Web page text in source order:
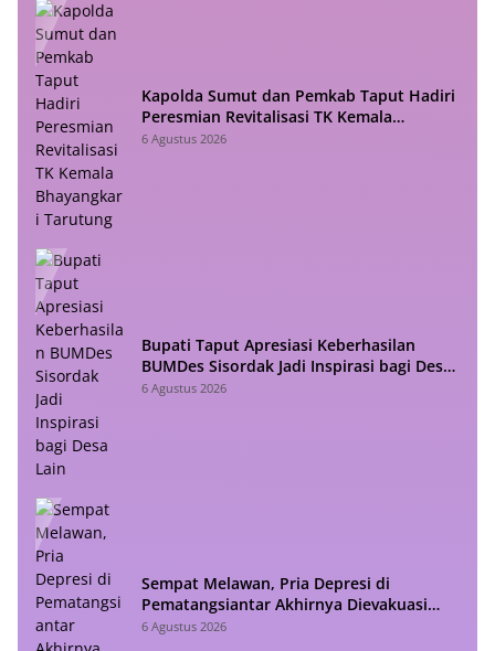
Kapolda Sumut dan Pemkab Taput Hadiri
Peresmian Revitalisasi TK Kemala
Bhayangkari Tarutung
6 Agustus 2026
Bupati Taput Apresiasi Keberhasilan
BUMDes Sisordak Jadi Inspirasi bagi Desa
Lain
6 Agustus 2026
Sempat Melawan, Pria Depresi di
Pematangsiantar Akhirnya Dievakuasi
Polisi
6 Agustus 2026